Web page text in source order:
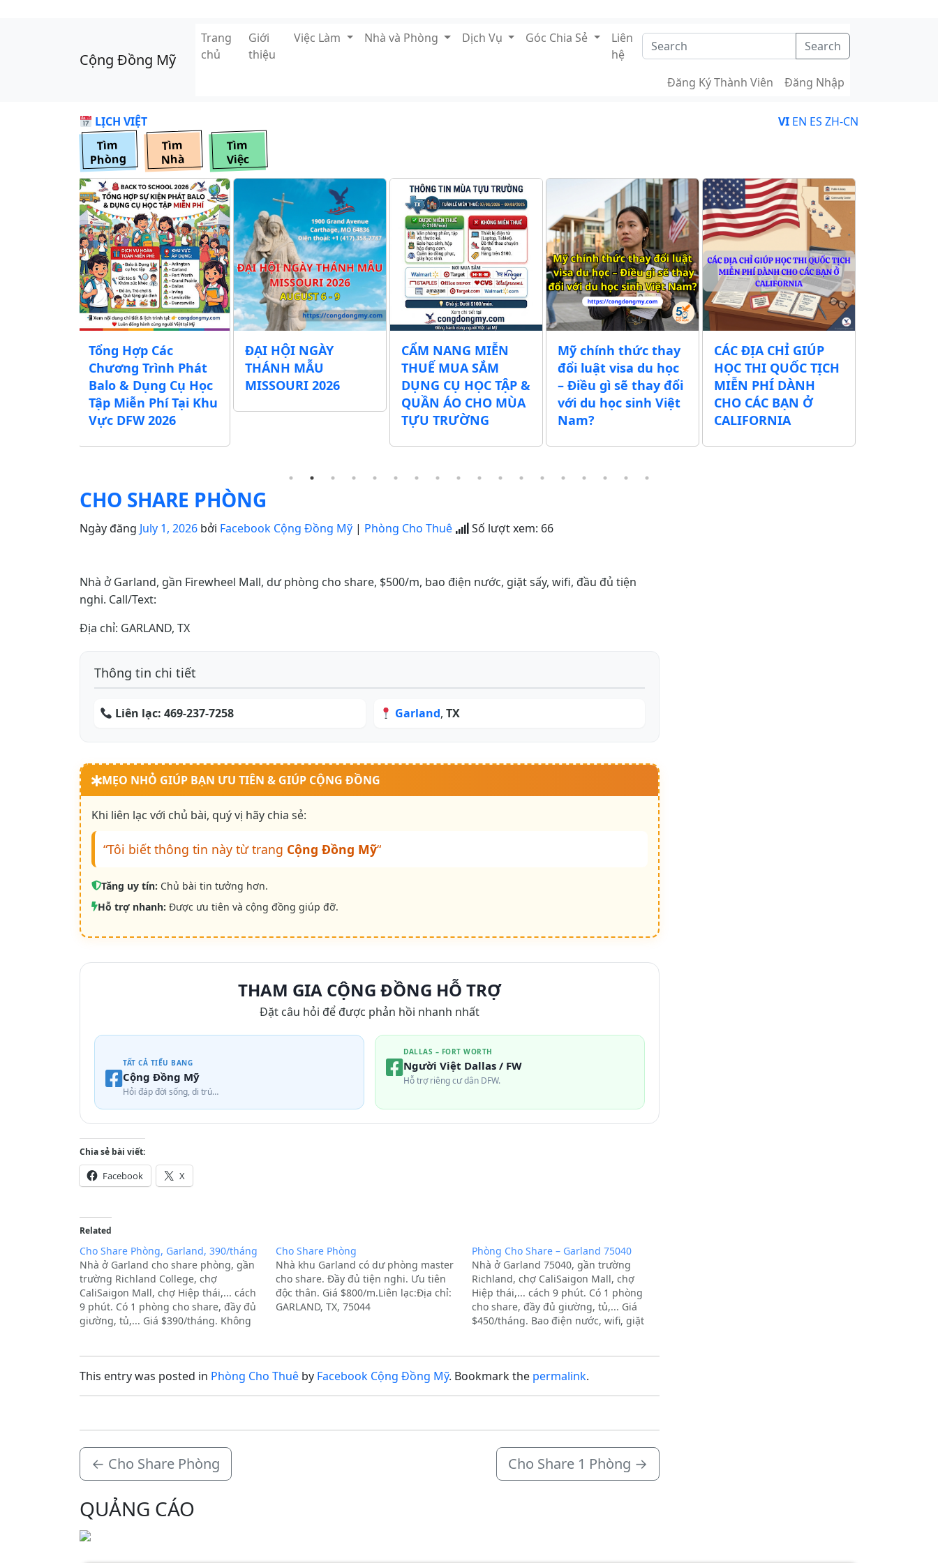
Cộng Đồng Mỹ
Trang
chủ
Giới
thiệu
Việc Làm Nhà và Phòng Dịch Vụ Góc Chia Sẻ
Liên
hệ
Search
Đăng Ký Thành Viên Đăng Nhập
LỊCH VIỆT VI EN ES ZH-CN
Tìm
Phòng
Tìm
Nhà
Tìm
Việc
Tổng Hợp Các
Chương Trình Phát
Balo & Dụng Cụ Học
Tập Miễn Phí Tại Khu
Vực DFW 2026
ĐẠI HỘI NGÀY
THÁNH MẪU
MISSOURI 2026
CẨM NANG MIỄN
THUẾ MUA SẮM
DỤNG CỤ HỌC TẬP &
QUẦN ÁO CHO MÙA
TỰU TRƯỜNG
Mỹ chính thức thay
đổi luật visa du học
– Điều gì sẽ thay đổi
với du học sinh Việt
Nam?
CÁC ĐỊA CHỈ GIÚP
HỌC THI QUỐC TỊCH
MIỄN PHÍ DÀNH
CHO CÁC BẠN Ở
CALIFORNIA
CHO SHARE PHÒNG
Ngày đăng July 1, 2026 bởi Facebook Cộng Đồng Mỹ | Phòng Cho Thuê Số lượt xem: 66
Nhà ở Garland, gần Firewheel Mall, dư phòng cho share, $500/m, bao điện nước, giặt sấy, wifi, đầu đủ tiện
nghi. Call/Text:
Địa chỉ: GARLAND, TX
Thông tin chi tiết
Liên lạc:469-237-7258 Garland, TX
MẸO NHỎ GIÚP BẠN ƯU TIÊN & GIÚP CỘNG ĐỒNG
Khi liên lạc với chủ bài, quý vị hãy chia sẻ:
“Tôi biết thông tin này từ trang Cộng Đồng Mỹ“
Tăng uy tín: Chủ bài tin tưởng hơn.
Hỗ trợ nhanh: Được ưu tiên và cộng đồng giúp đỡ.
THAM GIA CỘNG ĐỒNG HỖ TRỢ
Đặt câu hỏi để được phản hồi nhanh nhất
TẤT CẢ TIỂU BANG
Cộng Đồng Mỹ
Hỏi đáp đời sống, di trú…
DALLAS – FORT WORTH
Người Việt Dallas / FW
Hỗ trợ riêng cư dân DFW.
Chia sẻ bài viết:
Facebook X
Related
Cho Share Phòng, Garland, 390/tháng
Nhà ở Garland cho share phòng, gần
trường Richland College, chợ
CaliSaigon Mall, chợ Hiệp thái,... cách
9 phút. Có 1 phòng cho share, đầy đủ
giường, tủ,... Giá $390/tháng. Không
Cho Share Phòng
Nhà khu Garland có dư phòng master
cho share. Đầy đủ tiện nghi. Ưu tiên
độc thân. Giá $800/m.Liên lạc:Địa chỉ:
GARLAND, TX, 75044
Phòng Cho Share – Garland 75040
Nhà ở Garland 75040, gần trường
Richland, chợ CaliSaigon Mall, chợ
Hiệp thái,... cách 9 phút. Có 1 phòng
cho share, đầy đủ giường, tủ,... Giá
$450/tháng. Bao điện nước, wifi, giặt
This entry was posted in Phòng Cho Thuê by Facebook Cộng Đồng Mỹ. Bookmark the permalink.
← Cho Share Phòng Cho Share 1 Phòng →
QUẢNG CÁO